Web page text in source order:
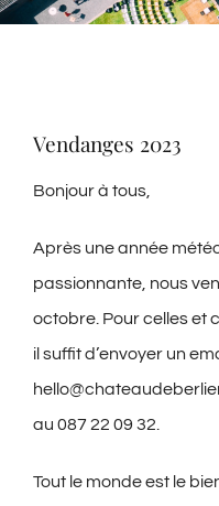
Vendanges 2023
Bonjour à tous,
Après une année
passionnante, nous
octobre. Pour celles et
il suffit d’envoyer un
au 087 22 09 32.
Tout le monde est le